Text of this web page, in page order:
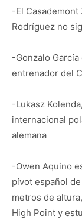
-El Casademont
Rodríguez no
-Gonzalo
entrenador del
-Lukasz
internacional
alemana
-Owen Aquino
pívot español
metros de
High Point y